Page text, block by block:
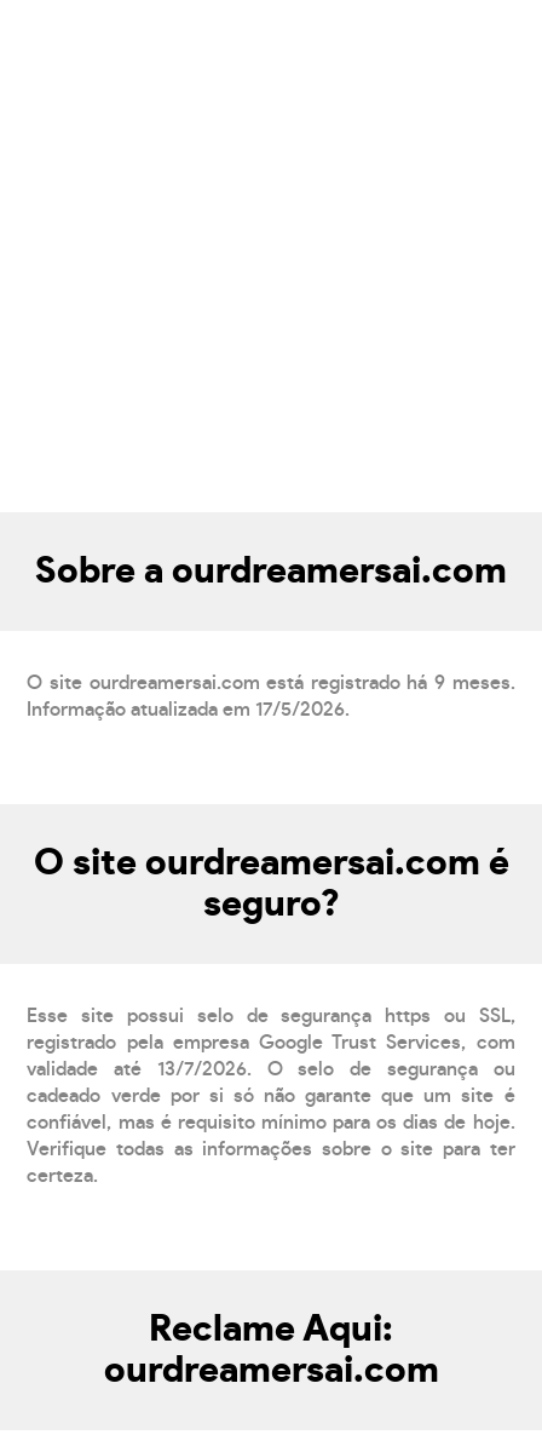
Sobre a ourdreamersai.com
O site ourdreamersai.com está registrado há 9 meses.
Informação atualizada em 17/5/2026.
O site ourdreamersai.com é
seguro?
Esse site possui selo de segurança https ou SSL,
registrado pela empresa Google Trust Services, com
validade até 13/7/2026. O selo de segurança ou
cadeado verde por si só não garante que um site é
confiável, mas é requisito mínimo para os dias de hoje.
Verifique todas as informações sobre o site para ter
certeza.
Reclame Aqui:
ourdreamersai.com